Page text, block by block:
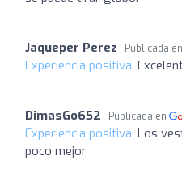
Jaqueper Perez Publicada en
Experiencia positiva:
DimasGo652 Publicada en
Experiencia positiva: Los
poco mejor